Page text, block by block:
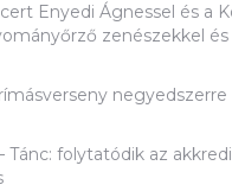
Enyedi Ágnessel és a
zenészekkel és
negyedszerre
Tánc: folytatódik az